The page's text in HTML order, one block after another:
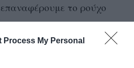
Process My Personal
το ρούχο
μείγμα νερού και τριών